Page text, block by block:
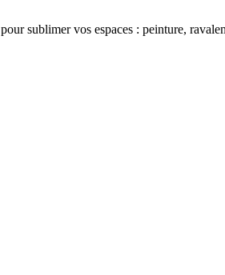
sublimer vos espaces : peinture,